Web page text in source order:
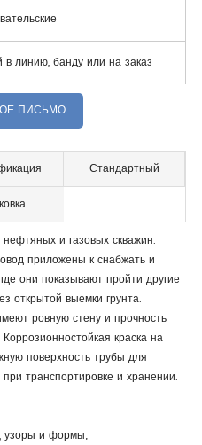
линию, банду или на заказ
ПИСЬМО
Стандартный
и газовых скважин.
приложены к снабжать и
они показывают пройти другие
открытой выемки грунта.
ровную стену и прочность
краска на
поверхность трубы для
транспортировке и хранении.
узоры и формы;